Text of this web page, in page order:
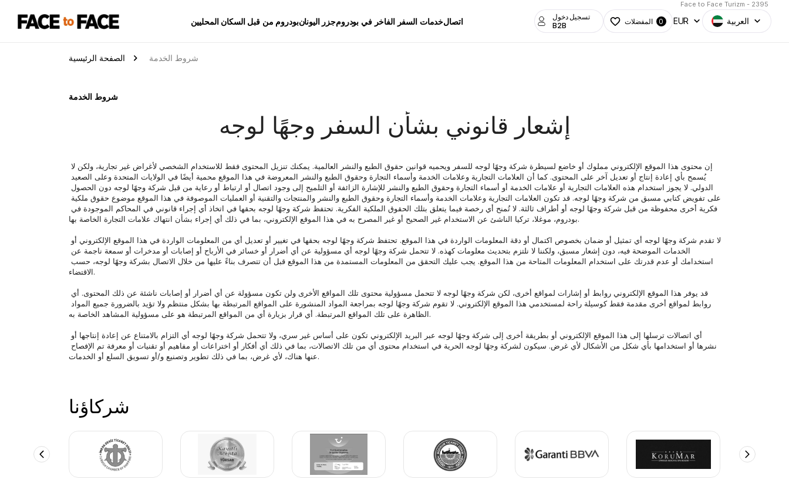
Face to Face Turizm - 2395
بودروم من قبل السكان المحليينجزر اليونانخدمات السفر الفاخر في بودروماتصال
تسجيل دخول
B2B
المفضلات 0 EUR العربية
الصفحة الرئيسية شروط الخدمة
شروط الخدمة
إشعار قانوني بشأن السفر وجهًا لوجه
بودروم، موغلا، تركيا الناشئ عن الاستخدام غير الصحيح أو غير المصرح به في هذا الموقع الإلكتروني، بما في ذلك أي إجراء بشأن انتهاك علامات التجارة الخاصة بها.
الاقتضاء.
الظاهرة على تلك المواقع المرتبطة. أي قرار بزيارة أي من المواقع المرتبطة هو على مسؤولية المشاهد الخاصة به.
عنها هناك، لأي غرض، بما في ذلك تطوير وتصنيع و/أو تسويق السلع أو الخدمات.
شركاؤنا